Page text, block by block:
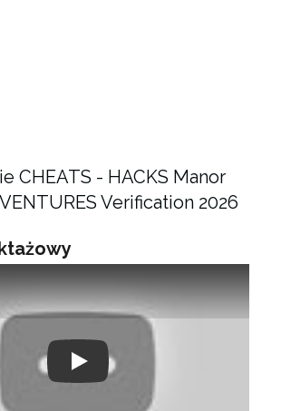
CHEATS - HACKS Manor
Verification 2026
Play: Keynote (Google I/O '18)